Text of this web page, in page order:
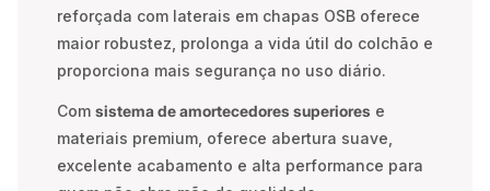
reforçada com laterais em chapas OSB oferece
maior robustez, prolonga a vida útil do colchão e
proporciona mais segurança no uso diário.
Com sistema de amortecedores superiores e
materiais premium, oferece abertura suave,
excelente acabamento e alta performance para